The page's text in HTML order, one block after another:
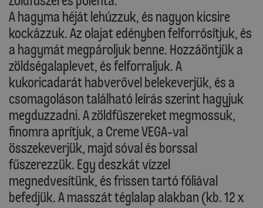
A hagyma héját lehúzzuk, és nagyon kicsire
kockázzuk. Az olajat edényben felforrósítjuk, és
a hagymát megpároljuk benne. Hozzáöntjük a
zöldségalaplevet, és felforraljuk. A
kukoricadarát habverővel belekeverjük, és a
csomagoláson található leírás szerint hagyjuk
megduzzadni. A zöldfűszereket megmossuk,
finomra aprítjuk, a Creme VEGA-val
összekeverjük, majd sóval és borssal
fűszerezzük. Egy deszkát vízzel
megnedvesítünk, és frissen tartó fóliával
befedjük. A masszát téglalap alakban (kb. 12 x